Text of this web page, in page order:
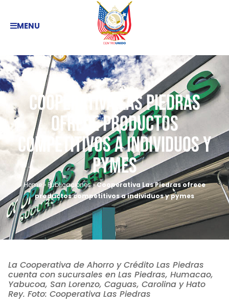
MENU
Cooperativa Las Piedras
ofrece productos
competitivos a individuos y
pymes
Home»Publicaciones»Cooperativa Las Piedras ofrece
productos competitivos a individuos y pymes
La Cooperativa de Ahorro y Crédito Las Piedras
cuenta con sucursales en Las Piedras, Humacao,
Yabucoa, San Lorenzo, Caguas, Carolina y Hato
Rey. Foto: Cooperativa Las Piedras